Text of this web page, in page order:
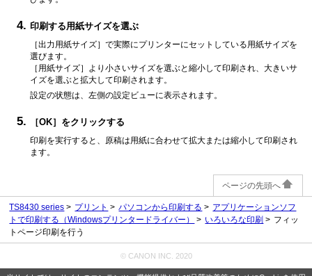
印刷する用紙サイズを選ぶ
［出力用紙サイズ］で実際にプリンターにセットしている用紙サイズを
選びます。
［用紙サイズ］
より小さいサイズを選ぶと縮小して印刷され、大きいサ
イズを選ぶと拡大して印刷されます。
設定の状態は、左側の設定ビューに表示されます。
［OK］ をクリックする
印刷を実行すると、原稿は用紙に合わせて拡大または縮小して印刷され
ます。
ページの先頭へ
TS8430 series プリント パソコンから印刷する
アプリケーションソフ
トで印刷する（Windowsプリンタードライバー）
いろいろな印刷
フィッ
トページ印刷を行う
© CANON INC. 2020